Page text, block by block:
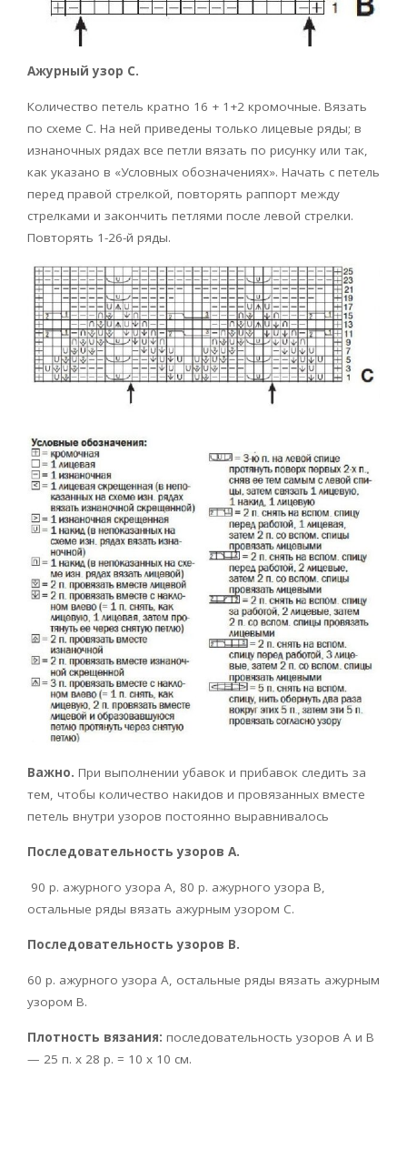
Ажурный узор С.
Количество петель кратно 16 + 1+2 кромочные. Вязать
по схеме С. На ней приведены только лицевые ряды; в
изнаночных рядах все петли вязать по рисунку или так,
как указано в «Условных обозначениях». Начать с петель
перед правой стрелкой, повторять раппорт между
стрелками и закончить петлями после левой стрелки.
Повторять 1-26-й ряды.
Важно. При выполнении убавок и прибавок следить за
тем, чтобы количество накидов и провязанных вместе
петель внутри узоров постоянно выравнивалось
Последовательность узоров А.
90 р. ажурного узора А, 80 р. ажурного узора В,
остальные ряды вязать ажурным узором С.
Последовательность узоров В.
60 р. ажурного узора А, остальные ряды вязать ажурным
узором В.
Плотность вязания: последовательность узоров А и В
— 25 п. х 28 р. = 10 х 10 см.